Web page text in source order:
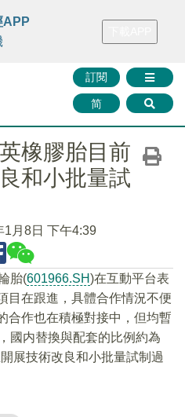
FINMETA 財華證券 媒體矩陣
訂閱
简
APP
橡膠胎目前
和小批量試
1月8日 下午4:39
胎(601966.SH)在互動平台表
目在跟進，具體合作情況不便
合作也在積極對接中，但均暫
國内替換與配套的比例約為
展技術改良和小批量試制過